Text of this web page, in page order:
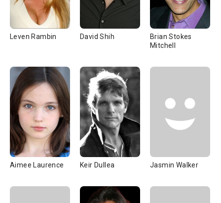
Leven Rambin David Shih
Brian Stokes
Mitchell
Aimee Laurence Keir Dullea Jasmin Walker